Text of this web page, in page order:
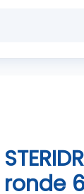
ronde